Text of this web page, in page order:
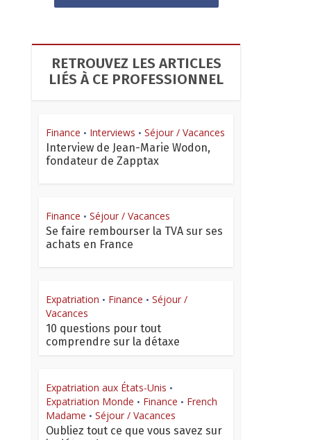
RETROUVEZ LES ARTICLES
LIÉS À CE PROFESSIONNEL
Finance • Interviews • Séjour / Vacances
Interview de Jean-Marie Wodon,
fondateur de Zapptax
Finance • Séjour / Vacances
Se faire rembourser la TVA sur ses
achats en France
Expatriation • Finance • Séjour /
Vacances
10 questions pour tout
comprendre sur la détaxe
Expatriation aux États-Unis •
Expatriation Monde • Finance • French
Madame • Séjour / Vacances
Oubliez tout ce que vous savez sur